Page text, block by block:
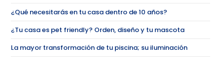
¿Qué necesitarás en tu casa dentro de 10 años?
¿Tu casa es pet friendly? Orden, diseño y tu mascota
La mayor transformación de tu piscina; su iluminación